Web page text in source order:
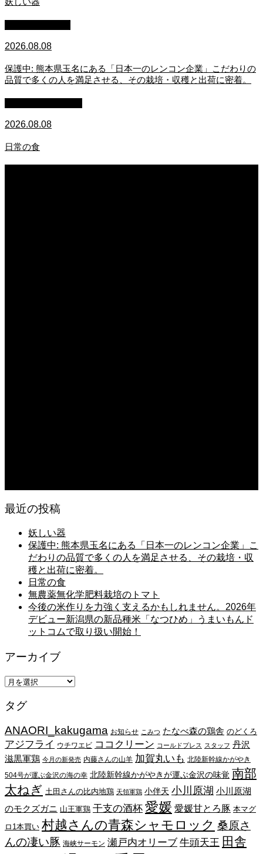
2026.08.08
保護中: 熊本県玉名にある「日本一のレンコン企業」こだわりの
品質で多くの人を満足させる、その栽培・収穫と出荷に密着。
2026.08.08
日常の食
最近の投稿
妖しい器
保護中: 熊本県玉名にある「日本一のレンコン企業」こ
だわりの品質で多くの人を満足させる、その栽培・収
穫と出荷に密着。
日常の食
無農薬無化学肥料栽培のトマト
今後の米作りを力強く支えるかもしれません。2026年
デビュー新潟県の新品種米「なつひめ」うまいもんド
ットコムで取り扱い開始！
アーカイブ
ア
カ
ブ
タグ
ANAORI_kakugama お知らせ こみつ たなべ森の鶏舎 のどくろ
アジフライ ウチワエビ ココクリーン コールドプレス スタッフ 丹沢
滋黒軍鶏 今月の新発売 内藤さんの山羊 加賀丸いも 北陸新幹線かがやき
504号が運ぶ金沢の海の幸 北陸新幹線かがやきが運ぶ金沢の味覚 南部
太ねぎ 土田さんの比内地鶏 天領軍鶏 小伴天 小川原湖 小川原湖
のモクズガニ 山王軍鶏 干支の酒杯 愛媛 愛媛甘とろ豚 本マグ
ロ1本買い 村越さんの青森シャモロック 桑原さ
んの凄い豚 海峡サーモン 瀬戸内オリーブ 牛頭天王 田舎